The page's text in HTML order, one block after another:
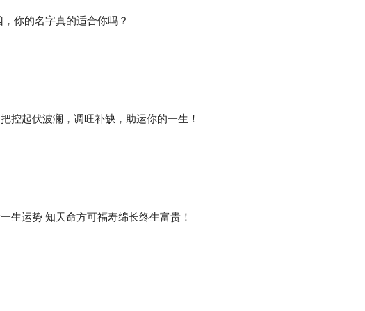
你的名字真的适合你吗？
控起伏波澜，调旺补缺，助运你的一生！
生运势 知天命方可福寿绵长终生富贵！